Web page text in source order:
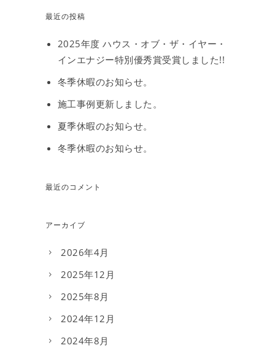
最近の投稿
2025年度 ハウス・オブ・ザ・イヤー・
インエナジー特別優秀賞受賞しました!!
冬季休暇のお知らせ。
施工事例更新しました。
夏季休暇のお知らせ。
冬季休暇のお知らせ。
最近のコメント
アーカイブ
2026年4月
2025年12月
2025年8月
2024年12月
2024年8月